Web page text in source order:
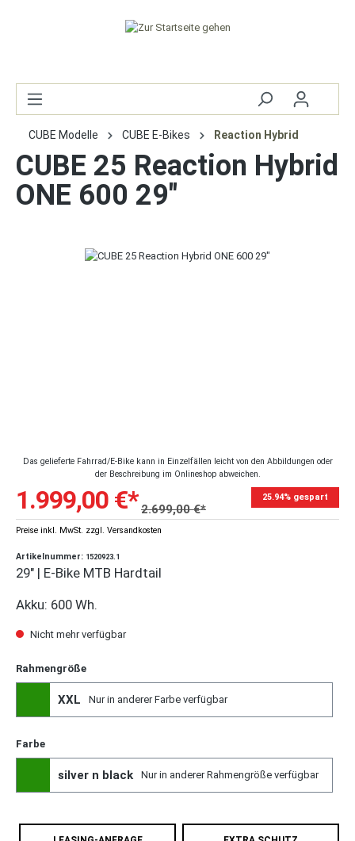
CUBE Modelle CUBE E-Bikes Reaction Hybrid
CUBE 25 Reaction Hybrid
ONE 600 29"
Das gelieferte Fahrrad/E-Bike kann in Einzelfällen leicht von den Abbildungen oder
der Beschreibung im Onlineshop abweichen.
1.999,00 €*2.699,00 €*
25.94% gespart
Preise inkl. MwSt. zzgl. Versandkosten
Artikelnummer: 1520923.1
29" | E-Bike MTB Hardtail
Akku: 600 Wh.
Nicht mehr verfügbar
Rahmengröße
XXL Nur in anderer Farbe verfügbar
Farbe
silver n black Nur in anderer Rahmengröße verfügbar